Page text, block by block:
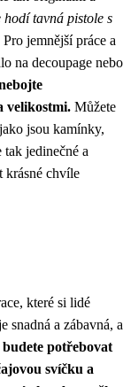
hodí tavná pistole s
Pro jemnější práce a
na decoupage nebo
velikostmi. Můžete
jsou kamínky,
jedinečné a
krásné chvíle
které si lidé
snadná a zábavná, a
potřebovat
svíčku a